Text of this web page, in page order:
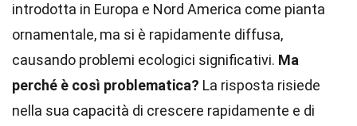
introdotta in Europa e Nord America come pianta
ornamentale, ma si è rapidamente diffusa,
causando problemi ecologici significativi. Ma
perché è così problematica? La risposta risiede
nella sua capacità di crescere rapidamente e di